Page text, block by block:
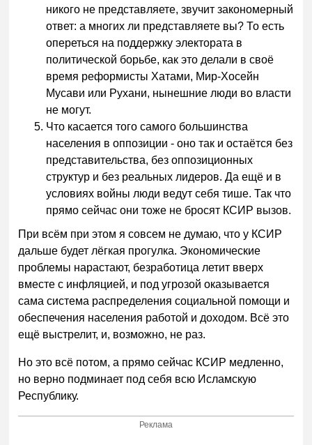
никого не представляете, звучит закономерный
ответ: а многих ли представляете вы? То есть
опереться на поддержку электората в
политической борьбе, как это делали в своё
время реформисты Хатами, Мир-Хосейн
Мусави или Рухани, нынешние люди во власти
не могут.
Что касается того самого большинства
населения в оппозиции - оно так и остаётся без
представительства, без оппозиционных
структур и без реальных лидеров. Да ещё и в
условиях войны люди ведут себя тише. Так что
прямо сейчас они тоже не бросят КСИР вызов.
При всём при этом я совсем не думаю, что у КСИР
дальше будет лёгкая прогулка. Экономические
проблемы нарастают, безработица летит вверх
вместе с инфляцией, и под угрозой оказывается
сама система распределения социальной помощи и
обеспечения населения работой и доходом. Всё это
ещё выстрелит, и, возможно, не раз.
Но это всё потом, а прямо сейчас КСИР медленно,
но верно подминает под себя всю Исламскую
Республику.
Реклама